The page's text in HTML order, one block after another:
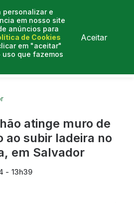
personalizar e
em nosso site
anúncios para
de Cookies
em "aceitar"
uso que fazemos
Aceitar
atinge muro de
ao subir ladeira no
em Salvador
- 13h39